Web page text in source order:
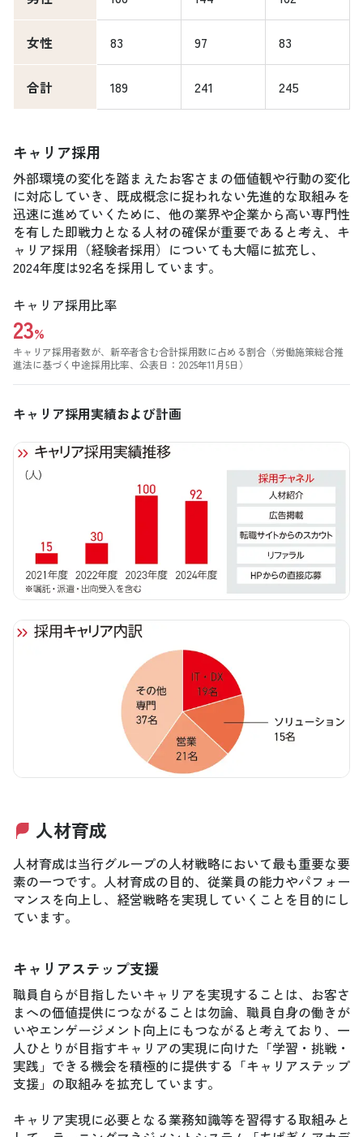
女性 83 97 83
合計 189 241 245
キャリア採用
外部環境の変化を踏まえたお客さまの価値観や行動の変化
に対応していき、既成概念に捉われない先進的な取組みを
迅速に進めていくために、他の業界や企業から高い専門性
を有した即戦力となる人材の確保が重要であると考え、キ
ャリア採用（経験者採用）についても大幅に拡充し、
2024年度は92名を採用しています。
キャリア採用比率
23%
キャリア採用者数が、新卒者含む合計採用数に占める割合（労働施策総合推
進法に基づく中途採用比率、公表日：2025年11月5日）
キャリア採用実績および計画
人材育成
人材育成は当行グループの人材戦略において最も重要な要
素の一つです。人材育成の目的、従業員の能力やパフォー
マンスを向上し、経営戦略を実現していくことを目的にし
ています。
キャリアステップ支援
職員自らが目指したいキャリアを実現することは、お客さ
まへの価値提供につながることは勿論、職員自身の働きが
いやエンゲージメント向上にもつながると考えており、一
人ひとりが目指すキャリアの実現に向けた「学習・挑戦・
実践」できる機会を積極的に提供する「キャリアステップ
支援」の取組みを拡充しています。
キャリア実現に必要となる業務知識等を習得する取組みと